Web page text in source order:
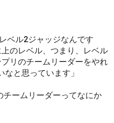
ベル2ジャッジなんです
のレベル、つまり、レベル
リのチームリーダーをやれ
と思っています」
チームリーダーってなにか